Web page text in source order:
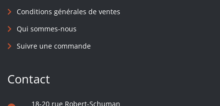
Conditions générales de ventes
Qui sommes-nous
Suivre une commande
Contact
18-20 rue Robert-Schuman